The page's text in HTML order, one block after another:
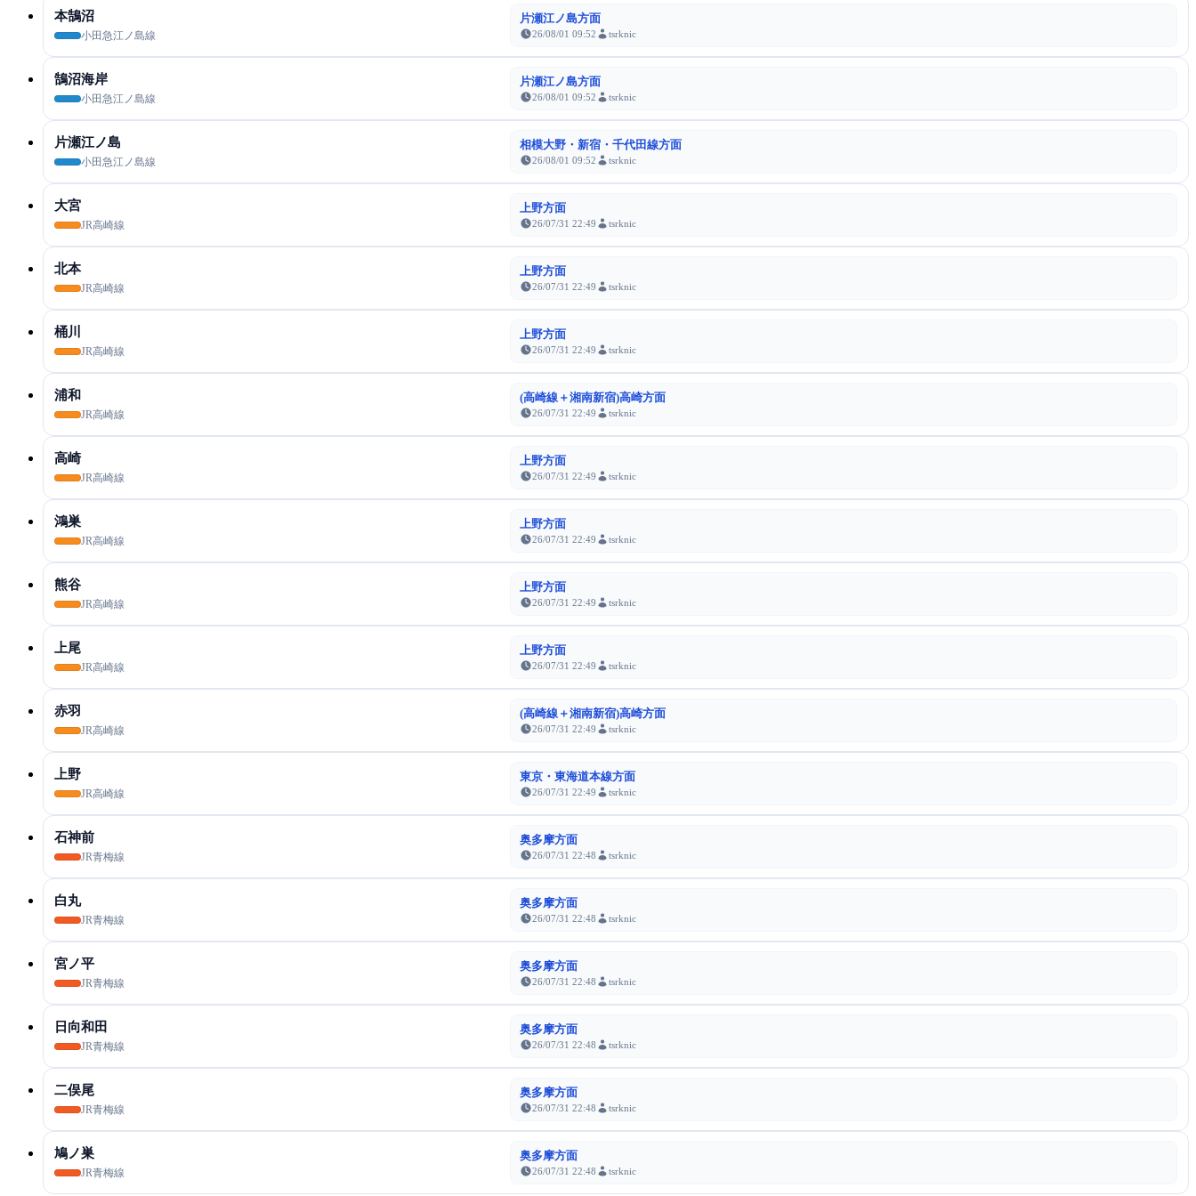
本鵠沼
小田急江ノ島線
片瀬江ノ島方面
26/08/01 09:52 tsrknic
鵠沼海岸
小田急江ノ島線
片瀬江ノ島方面
26/08/01 09:52 tsrknic
片瀬江ノ島
小田急江ノ島線
相模大野・新宿・千代田線方面
26/08/01 09:52 tsrknic
大宮
JR高崎線
上野方面
26/07/31 22:49 tsrknic
北本
JR高崎線
上野方面
26/07/31 22:49 tsrknic
桶川
JR高崎線
上野方面
26/07/31 22:49 tsrknic
浦和
JR高崎線
(高崎線＋湘南新宿)高崎方面
26/07/31 22:49 tsrknic
高崎
JR高崎線
上野方面
26/07/31 22:49 tsrknic
鴻巣
JR高崎線
上野方面
26/07/31 22:49 tsrknic
熊谷
JR高崎線
上野方面
26/07/31 22:49 tsrknic
上尾
JR高崎線
上野方面
26/07/31 22:49 tsrknic
赤羽
JR高崎線
(高崎線＋湘南新宿)高崎方面
26/07/31 22:49 tsrknic
上野
JR高崎線
東京・東海道本線方面
26/07/31 22:49 tsrknic
石神前
JR青梅線
奥多摩方面
26/07/31 22:48 tsrknic
白丸
JR青梅線
奥多摩方面
26/07/31 22:48 tsrknic
宮ノ平
JR青梅線
奥多摩方面
26/07/31 22:48 tsrknic
日向和田
JR青梅線
奥多摩方面
26/07/31 22:48 tsrknic
二俣尾
JR青梅線
奥多摩方面
26/07/31 22:48 tsrknic
鳩ノ巣
JR青梅線
奥多摩方面
26/07/31 22:48 tsrknic